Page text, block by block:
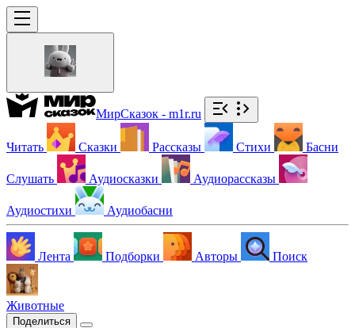
МирСказок - m1r.ru
Читать Сказки Рассказы Стихи Басни
Слушать Аудиосказки Аудиорассказы
Аудиостихи Аудиобасни
Лента Подборки Авторы Поиск
Животные
Поделиться